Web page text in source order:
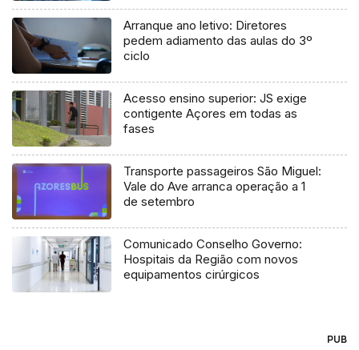
Arranque ano letivo: Diretores
pedem adiamento das aulas do 3º
ciclo
Acesso ensino superior: JS exige
contigente Açores em todas as
fases
Transporte passageiros São Miguel:
Vale do Ave arranca operação a 1
de setembro
Comunicado Conselho Governo:
Hospitais da Região com novos
equipamentos cirúrgicos
PUB